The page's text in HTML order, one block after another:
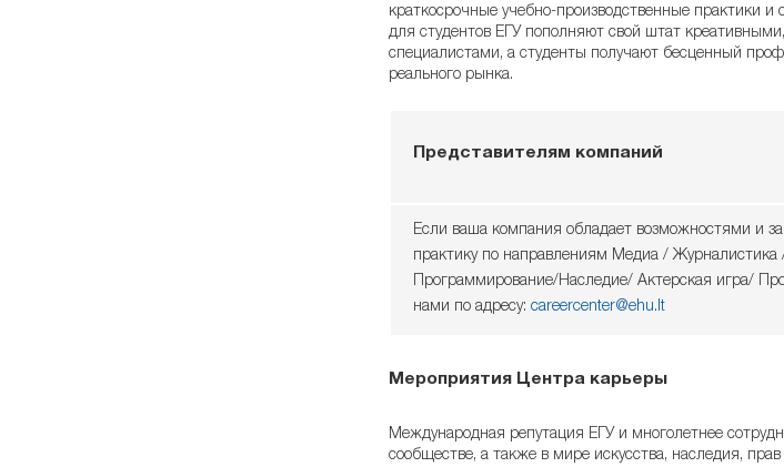
краткосрочные учебно-производственные практики
для студентов ЕГУ пополняют свой штат
специалистами, а студенты получают бесценный
реального рынка.
Представителям компаний
Если ваша компания обладает возможностями и
практику по направлениям Медиа /
Программирование/Наследие/ Актерская игра/
нами по адресу: careercenter@ehu.lt
Мероприятия Центра карьеры
Международная репутация ЕГУ и многолетнее
сообществе, а также в мире искусства, наследия,